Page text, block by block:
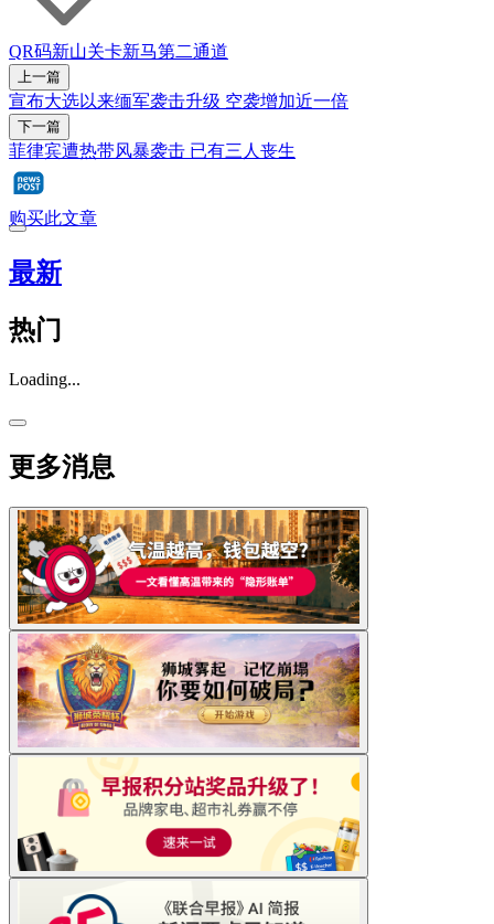
QR码新山关卡新马第二通道
上一篇
宣布大选以来缅军袭击升级 空袭增加近一倍
下一篇
菲律宾遭热带风暴袭击 已有三人丧生
购买此文章
最新
热门
Loading...
更多消息